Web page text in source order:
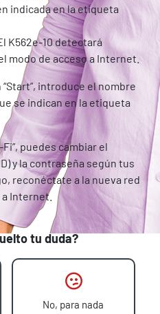
indicada en la etiqueta
K562e-10 detectará
modo de acceso a Internet.
introduce el nombre
se indican en la etiqueta
Fi”, puedes cambiar el
y la contraseña según tus
reconéctate a la nueva red
Internet.
tu duda?
No, para nada